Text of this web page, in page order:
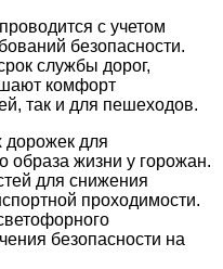
проводится с учетом
безопасности.
службы дорог,
комфорт
так и для пешеходов.
дорожек для
образа жизни у горожан.
для снижения
проходимости.
безопасности на